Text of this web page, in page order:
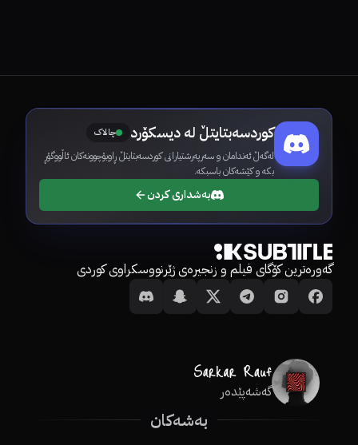
کوردسەبتایتڵ لە دیسکۆرد چالاک
لەگەڵ ئەندامان و سەرپەرشتیارانی کوردسەبتایتڵ ڕاوبۆچوونەکان ئاڵووگۆڕ
بکە و کێشەکان باسبکە.
بەشداری کردن
گەورەترین کۆگای فیلم و زنجیرەی ژێرنووسکراوی کوردی
گەشەپێدەر
بەشەکان